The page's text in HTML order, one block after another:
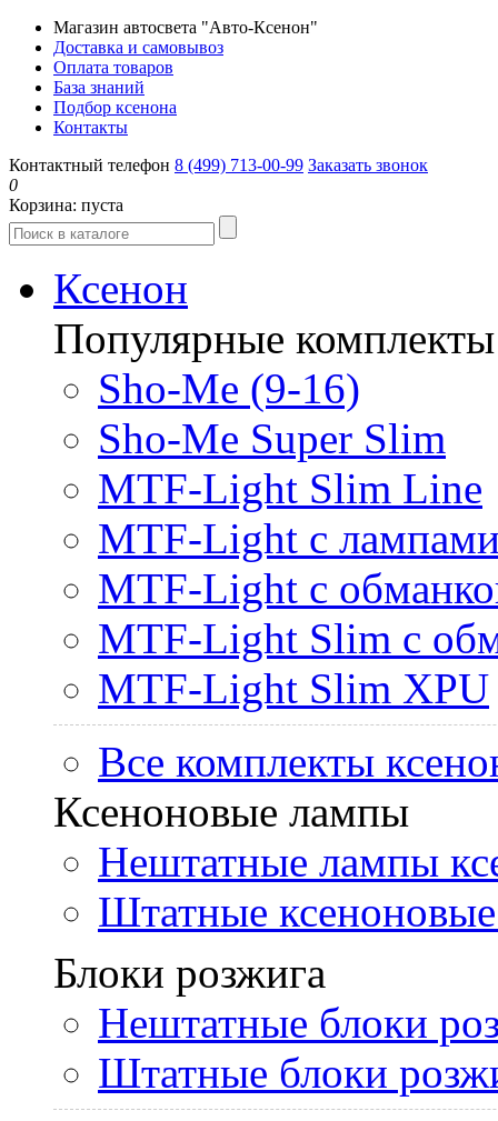
Магазин автосвета "Авто-Ксенон"
Доставка и самовывоз
Оплата товаров
База знаний
Подбор ксенона
Контакты
Контактный телефон 8 (499) 713-00-99 Заказать звонок
0
Корзина: пуста
Ксенон
Популярные комплекты
Sho-Me (9-16)
Sho-Me Super Slim
MTF-Light Slim Line
MTF-Light с
MTF-Light с
MTF-Light Slim с
MTF-Light Slim XPU
Все комплекты
Ксеноновые лампы
Нештатные лампы
Штатные
Блоки розжига
Нештатные блоки
Штатные блоки